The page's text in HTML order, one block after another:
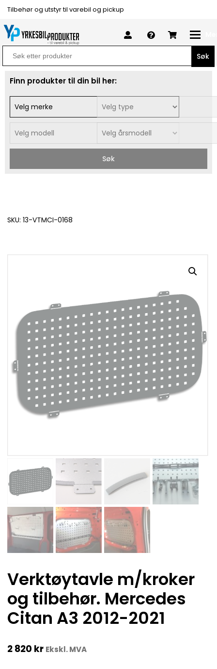
Tilbehør og utstyr til varebil og pickup
Search
for:
Finn produkter til din bil her:
Søk
SKU: 13-VTMCI-0168
Verktøytavle m/kroker
og tilbehør. Mercedes
Citan A3 2012-2021
2 820 kr Ekskl. MVA